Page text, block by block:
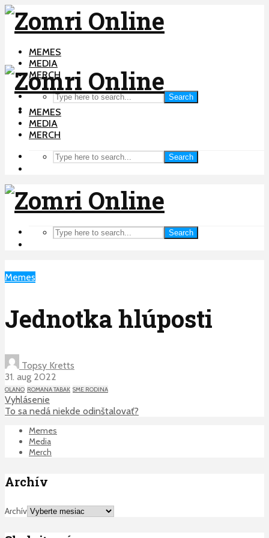
MEMES
MEDIA
MERCH
Search
MEMES
MEDIA
MERCH
Search
Search
Memes
Jednotka hlúposti
Topsy Kretts
31. aug 2022
OLANO ROMANA TABAK SME RODINA
Vyhlásenie
To sa nedá niekde odinštalovať?
Memes
Media
Merch
Archív
Archív